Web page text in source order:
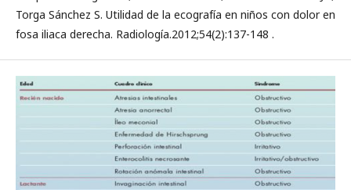
Torga Sánchez S. Utilidad de la ecografía en niños con dolor en
fosa iliaca derecha. Radiología.2012;54(2):137-148 .